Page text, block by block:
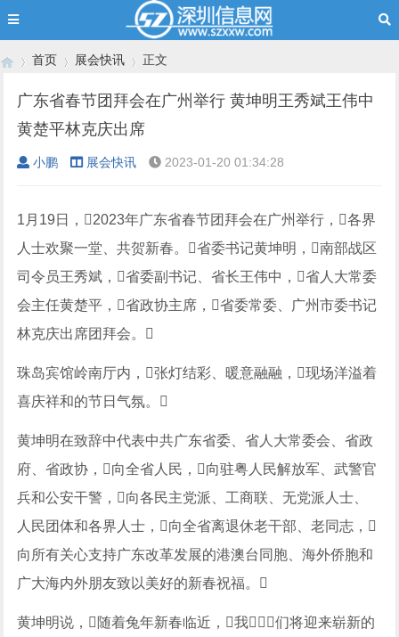
›
首页
›
展会快讯
›
正文
广东省春节团拜会在广州举行 黄坤明王秀斌王伟中
黄楚平林克庆出席
小鹏 展会快讯 2023-01-20 01:34:28
1月19日，2023年广东省春节团拜会在广州举行，各界
人士欢聚一堂、共贺新春。省委书记黄坤明，南部战区
司令员王秀斌，省委副书记、省长王伟中，省人大常委
会主任黄楚平，省政协主席，省委常委、广州市委书记
林克庆出席团拜会。
珠岛宾馆岭南厅内，张灯结彩、暖意融融，现场洋溢着
喜庆祥和的节日气氛。
黄坤明在致辞中代表中共广东省委、省人大常委会、省政
府、省政协，向全省人民，向驻粤人民解放军、武警官
兵和公安干警，向各民主党派、工商联、无党派人士、
人民团体和各界人士，向全省离退休老干部、老同志，
向所有关心支持广东改革发展的港澳台同胞、海外侨胞和
广大海内外朋友致以美好的新春祝福。
黄坤明说，随着兔年新春临近，我们将迎来崭新的